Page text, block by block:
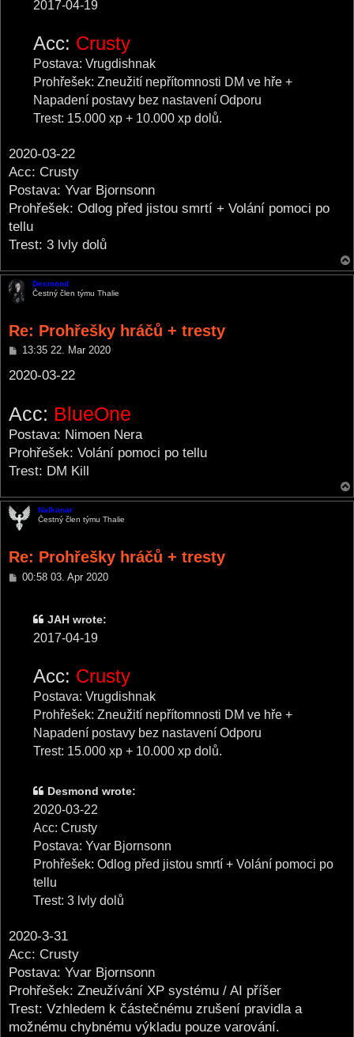
2017-04-19
Acc: Crusty
Postava: Vrugdishnak
Prohřešek: Zneužití nepřítomnosti DM ve hře +
Napadení postavy bez nastavení Odporu
Trest: 15.000 xp + 10.000 xp dolů.
2020-03-22
Acc: Crusty
Postava: Yvar Bjornsonn
Prohřešek: Odlog před jistou smrtí + Volání pomoci po
tellu
Trest: 3 lvly dolů
Desmond
Čestný člen týmu Thalie
Re: Prohřešky hráčů + tresty
P
s
13:35 22. Mar 2020
2020-03-22
Acc: BlueOne
Postava: Nimoen Nera
Prohřešek: Volání pomoci po tellu
Trest: DM Kill
Nalkanar
Čestný člen týmu Thalie
Re: Prohřešky hráčů + tresty
P00:58 03. Apr 2020
JAH wrote:
2017-04-19
Acc: Crusty
Postava: Vrugdishnak
Prohřešek: Zneužití nepřítomnosti DM ve hře +
Napadení postavy bez nastavení Odporu
Trest: 15.000 xp + 10.000 xp dolů.
Desmond wrote:
2020-03-22
Acc: Crusty
Postava: Yvar Bjornsonn
Prohřešek: Odlog před jistou smrtí + Volání pomoci po
tellu
Trest: 3 lvly dolů
2020-3-31
Acc: Crusty
Postava: Yvar Bjornsonn
Prohřešek: Zneužívání XP systému / AI příšer
Trest: Vzhledem k částečnému zrušení pravidla a
možnému chybnému výkladu pouze varování.